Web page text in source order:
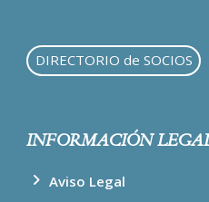
DIRECTORIO de SOCIOS
INFORMACIÓN
Aviso Legal